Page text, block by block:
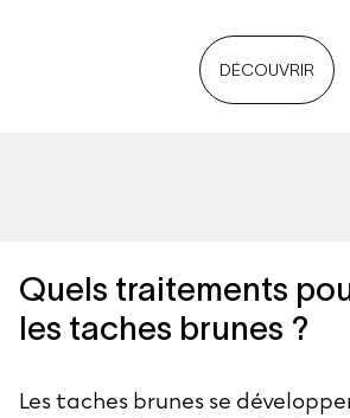
DÉCOUVRIR
Quels traitements
les taches brunes ?
Les taches brunes se